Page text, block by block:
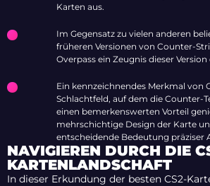
Karten aus.
Im Gegensatz zu vielen anderen
früheren Versionen von Counter-
Overpass ein Zeugnis dieser Version
Ein kennzeichnendes Merkmal von
Schlachtfeld, auf dem die Counter-
einen bemerkenswerten Vorteil
mehrschichtige Design der Karte
entscheidende Bedeutung präziser
NAVIGIEREN DURCH DIE
KARTENLANDSCHAFT
In dieser Erkundung der besten CS2-